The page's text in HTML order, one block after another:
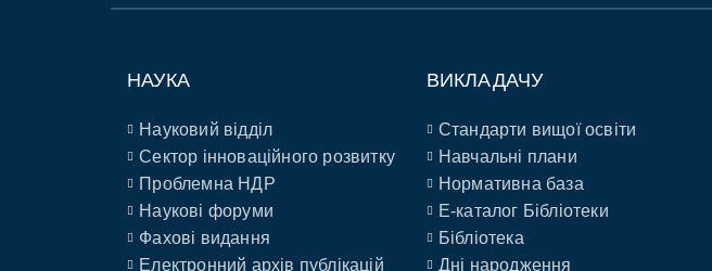
НАУКА
Науковий відділ
Сектор інноваційного розвитку
Проблемна НДР
Наукові форуми
Фахові видання
Електронний архів публікацій
ВИКЛАДАЧУ
Стандарти вищої освіти
Навчальні плани
Нормативна база
E-каталог Бібліотеки
Бібліотека
Дні народження